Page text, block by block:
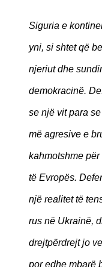
Siguria e
yni, si shtet që
njeriut dhe
demokracinë.
se një vit para
më agresive e
kahmotshme për
të Evropës.
një realitet të
rus në Ukrainë,
drejtpërdrejt jo
por edhe mbarë